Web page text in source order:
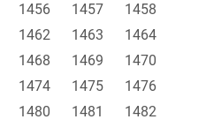
1456 1457
1458
1462 1463
1464
1468 1469
1470
1474 1475
1476
1480 1481
1482